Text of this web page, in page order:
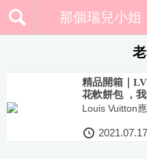
那個瑞兒小姐
精品開箱｜
花軟餅包 ，
Louis Vuitton
2021.07.17